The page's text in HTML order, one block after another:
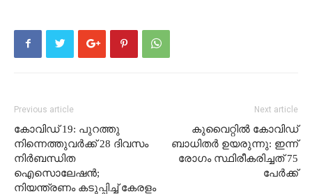
Previous article
കോവിഡ് 19: പുറത്തു
നിന്നെത്തുവർക്ക് 28 ദിവസം
നിർബന്ധിത
ഐസൊലേഷൻ;
നിയന്ത്രണം കടുപ്പിച്ച് കേരളം
Next article
കുവൈറ്റിൽ കോവിഡ്
ബാധിതർ ഉയരുന്നു: ഇന്ന്
രോഗം സ്ഥിരീകരിച്ചത് 75
പേർക്ക്